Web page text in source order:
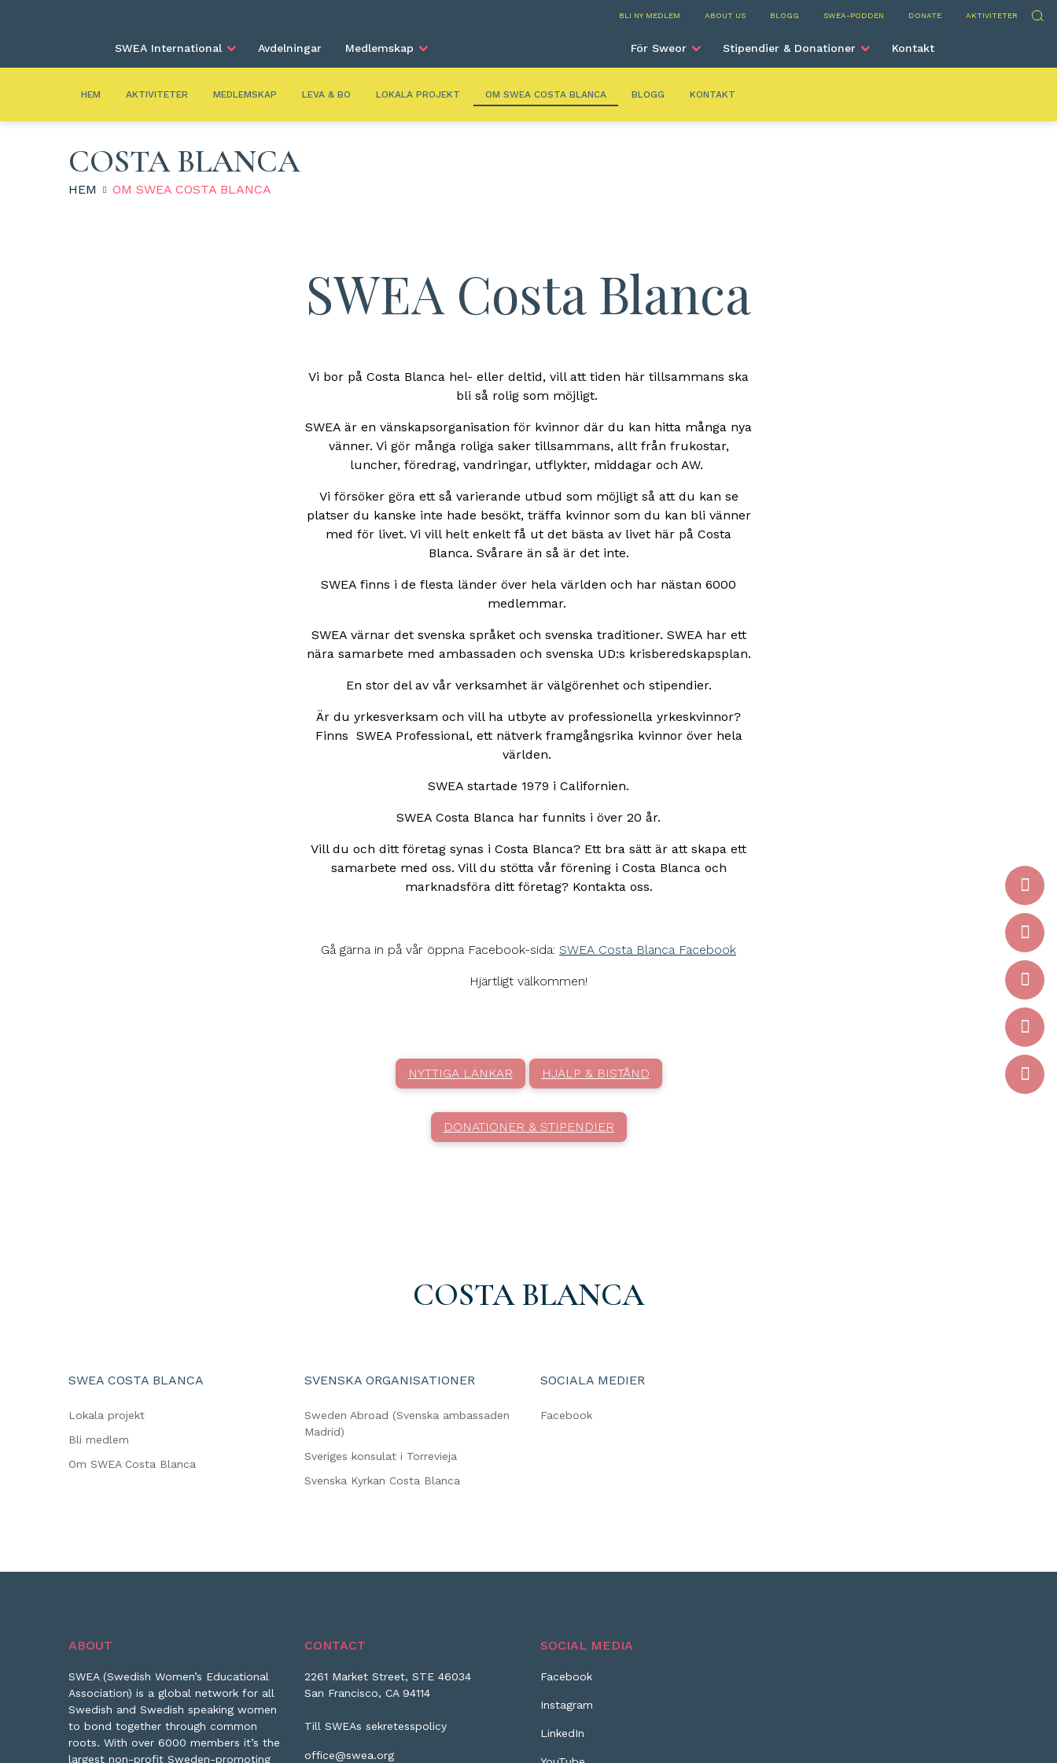
BLI NY MEDLEM ABOUT US BLOGG SWEA-PODDEN DONATE AKTIVITETER Sök
Costa Blanca
SWEA International Avdelningar Medlemskap För Sweor Stipendier & Donationer Kontakt
HEM AKTIVITETER MEDLEMSKAP LEVA & BO LOKALA PROJEKT OM SWEA COSTA BLANCA BLOGG KONTAKT
COSTA BLANCA
HEM OM SWEA COSTA BLANCA
SWEA Costa Blanca
Vi bor på Costa Blanca hel- eller deltid, vill att tiden här tillsammans ska
bli så rolig som möjligt.
SWEA är en vänskapsorganisation för kvinnor där du kan hitta många nya
vänner. Vi gör många roliga saker tillsammans, allt från frukostar,
luncher, föredrag, vandringar, utflykter, middagar och AW.
Vi försöker göra ett så varierande utbud som möjligt så att du kan se
platser du kanske inte hade besökt, träffa kvinnor som du kan bli vänner
med för livet. Vi vill helt enkelt få ut det bästa av livet här på Costa
Blanca. Svårare än så är det inte.
SWEA finns i de flesta länder över hela världen och har nästan 6000
medlemmar.
SWEA värnar det svenska språket och svenska traditioner. SWEA har ett
nära samarbete med ambassaden och svenska UD:s krisberedskapsplan.
En stor del av vår verksamhet är välgörenhet och stipendier.
Är du yrkesverksam och vill ha utbyte av professionella yrkeskvinnor?
Finns SWEA Professional, ett nätverk framgångsrika kvinnor över hela
världen.
SWEA startade 1979 i Californien.
SWEA Costa Blanca har funnits i över 20 år.
Vill du och ditt företag synas i Costa Blanca? Ett bra sätt är att skapa ett
samarbete med oss. Vill du stötta vår förening i Costa Blanca och
marknadsföra ditt företag? Kontakta oss.
Gå gärna in på vår öppna Facebook-sida: SWEA Costa Blanca Facebook
Hjärtligt välkommen!
NYTTIGA LÄNKAR HJÄLP & BISTÅND
DONATIONER & STIPENDIER
COSTA BLANCA
SWEA COSTA BLANCA
Lokala projekt
Bli medlem
Om SWEA Costa Blanca
SVENSKA ORGANISATIONER
Sweden Abroad (Svenska ambassaden
Madrid)
Sveriges konsulat i Torrevieja
Svenska Kyrkan Costa Blanca
SOCIALA MEDIER
Facebook
ABOUT
SWEA (Swedish Women’s Educational
Association) is a global network for all
Swedish and Swedish speaking women
to bond together through common
roots. With over 6000 members it’s the
largest non-profit Sweden-promoting
CONTACT
2261 Market Street, STE 46034
San Francisco, CA 94114
Till SWEAs sekretesspolicy
office@swea.org
SOCIAL MEDIA
Facebook
Instagram
LinkedIn